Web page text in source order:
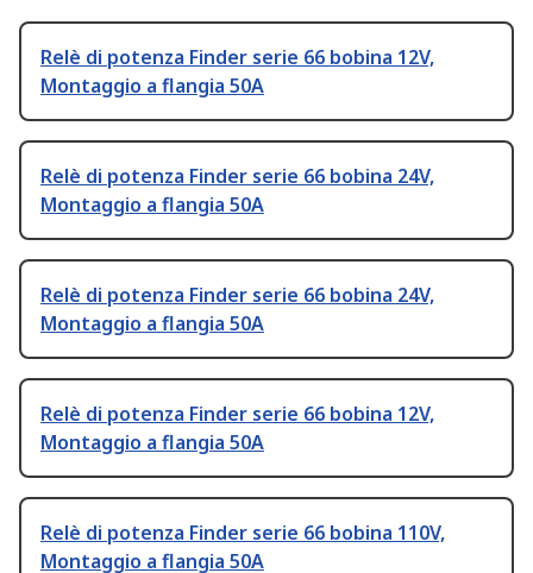
Relè di potenza Finder serie 66 bobina 12V,
Montaggio a flangia 50A
Relè di potenza Finder serie 66 bobina 24V,
Montaggio a flangia 50A
Relè di potenza Finder serie 66 bobina 24V,
Montaggio a flangia 50A
Relè di potenza Finder serie 66 bobina 12V,
Montaggio a flangia 50A
Relè di potenza Finder serie 66 bobina 110V,
Montaggio a flangia 50A